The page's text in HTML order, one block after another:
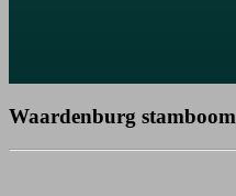
Waardenburg stamboom